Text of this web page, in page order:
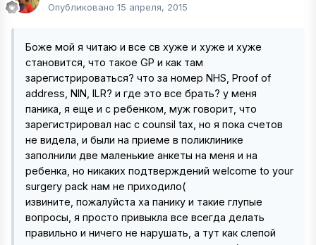
Опубликовано 15 апреля, 2015
Боже мой я читаю и все св хуже и хуже и хуже
становится, что такое GP и как там
зарегистрироваться? что за номер NHS, Proof of
address, NIN, ILR? и где это все брать? у меня
паника, я еще и с ребенком, муж говорит, что
зарегистрировал нас с counsil tax, но я пока счетов
не видела, и были на приеме в поликлинике
заполнили две маленькие анкеты на меня и на
ребенка, но никаких подтверждений welcome to your
surgery pack нам не приходило(
извините, пожалуйста ха панику и такие глупые
вопросы, я просто привыкла все всегда делать
правильно и ничего не нарушать, а тут как слепой